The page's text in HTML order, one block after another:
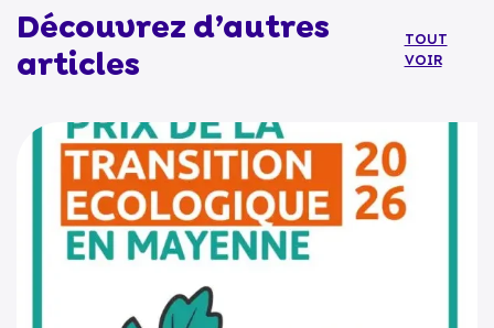
Découvrez d’autres
articles
TOUT
VOIR